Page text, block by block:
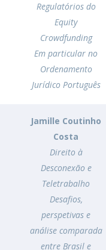
Regulatórios do
Equity
Crowdfunding
Em particular no
Ordenamento
Jurídico Português
Jamille Coutinho
Costa
Direito à
Desconexão e
Teletrabalho
Desafios,
perspetivas e
análise comparada
entre Brasil e